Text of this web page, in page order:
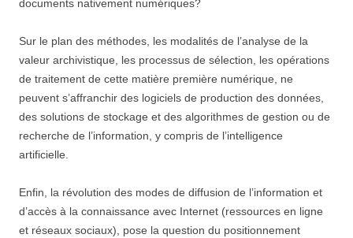
documents nativement numériques?
Sur le plan des méthodes, les modalités de l’analyse de la
valeur archivistique, les processus de sélection, les opérations
de traitement de cette matière première numérique, ne
peuvent s’affranchir des logiciels de production des données,
des solutions de stockage et des algorithmes de gestion ou de
recherche de l’information, y compris de l’intelligence
artificielle.
Enfin, la révolution des modes de diffusion de l’information et
d’accès à la connaissance avec Internet (ressources en ligne
et réseaux sociaux), pose la question du positionnement